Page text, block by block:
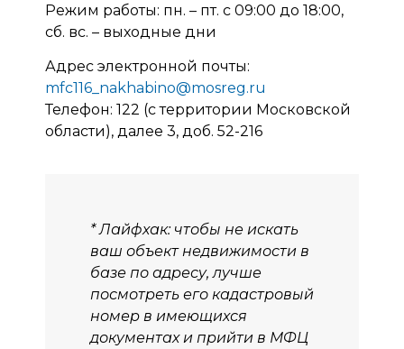
Режим работы: пн. – пт. с 09:00 до 18:00,
сб. вс. – выходные дни
Адрес электронной почты:
mfc116_nakhabino@mosreg.ru
Телефон: 122 (с территории Московской
области), далее 3, доб. 52-216
* Лайфхак: чтобы не искать
ваш объект недвижимости в
базе по адресу, лучше
посмотреть его кадастровый
номер в имеющихся
документах и прийти в МФЦ